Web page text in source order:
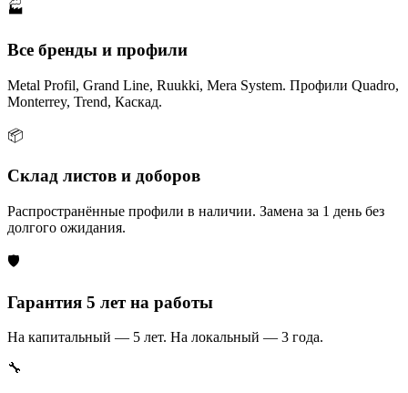
🏭
Все бренды и профили
Metal Profil, Grand Line, Ruukki, Mera System. Профили Quadro,
Monterrey, Trend, Каскад.
📦
Склад листов и доборов
Распространённые профили в наличии. Замена за 1 день без
долгого ожидания.
🛡️
Гарантия 5 лет на работы
На капитальный — 5 лет. На локальный — 3 года.
🔧